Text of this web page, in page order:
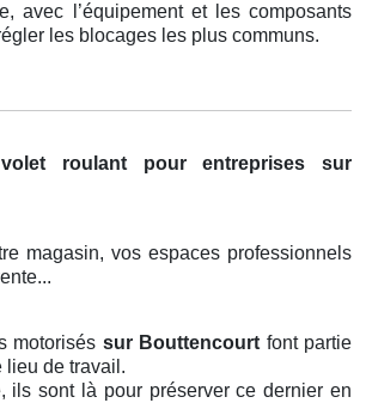
avec l’équipement et les composants
les blocages les plus communs.
roulant pour entreprises sur
magasin, vos espaces professionnels
motorisés sur Bouttencourt font partie
lieu de travail.
ils sont là pour préserver ce dernier en